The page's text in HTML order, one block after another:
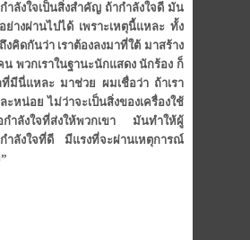
ลังใจเป็นสิ่งสำคัญ ถ้ากำลังใจดี มัน
ย่างผ่านไปได้ เพราะเหตุนี้แหละ ทั้ง
คิดกันว่า เราต้องลงมาที่ใต้ มาสร้าง
พวกเราในฐานะนักแสดง นักร้อง ก็
ที่มีนี่แหละ มาช่วย ผมเชื่อว่า ถ้าเรา
หน่อย ไม่ว่าจะเป็นสิ่งของเครื่องใช้
ลังใจที่ส่งให้พวกเขา มันทำให้ผู้
ำลังใจที่ดี มีแรงที่จะผ่านเหตุการณ์